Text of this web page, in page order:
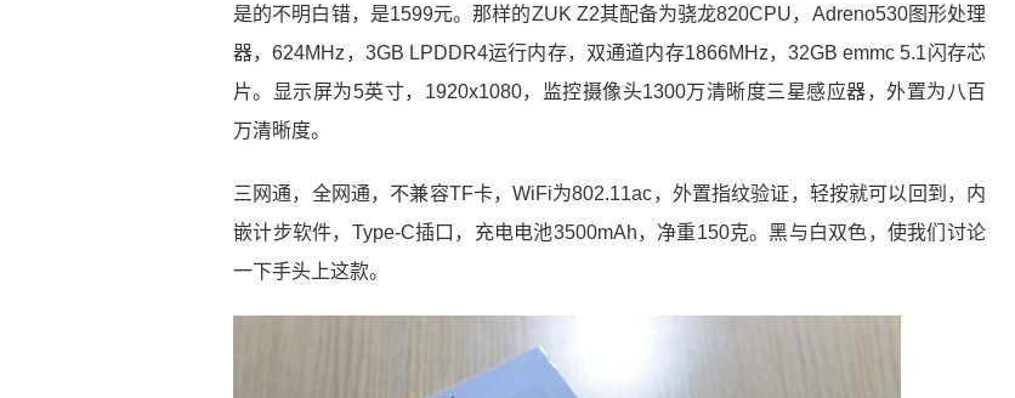
是的不明白错，是1599元。那样的ZUK Z2其配备为骁龙820CPU，Adreno530图形处理
器，624MHz，3GB LPDDR4运行内存，双通道内存1866MHz，32GB emmc 5.1闪存芯
片。显示屏为5英寸，1920x1080，监控摄像头1300万清晰度三星感应器，外置为八百
万清晰度。
三网通，全网通，不兼容TF卡，WiFi为802.11ac，外置指纹验证，轻按就可以回到，内
嵌计步软件，Type-C插口，充电电池3500mAh，净重150克。黑与白双色，使我们讨论
一下手头上这款。